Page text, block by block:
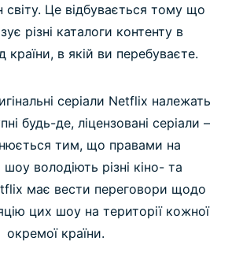
світу. Це відбувається тому що
різні каталоги контенту в
країни, в якій ви перебуваєте.
серіали Netflix належать
будь-де, ліцензовані серіали –
тим, що правами на
шоу володіють різні кіно- та
має вести переговори щодо
цих шоу на території кожної
окремої країни.